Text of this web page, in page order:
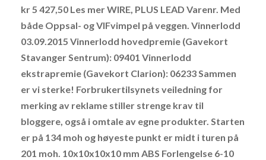
kr 5 427,50 Les mer WIRE, PLUS LEAD Varenr. Med
både Oppsal- og VIFvimpel på veggen. Vinnerlodd
03.09.2015 Vinnerlodd hovedpremie (Gavekort
Stavanger Sentrum): 09401 Vinnerlodd
ekstrapremie (Gavekort Clarion): 06233 Sammen
er vi sterke! Forbrukertilsynets veiledning for
merking av reklame stiller strenge krav til
bloggere, også i omtale av egne produkter. Starten
er på 134 moh og høyeste punkt er midt i turen på
201 moh. 10x10x10x10 mm ABS Forlengelse 6-10